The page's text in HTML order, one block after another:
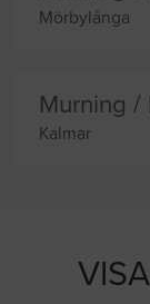
Mörbylånga
Murning /
Kalmar